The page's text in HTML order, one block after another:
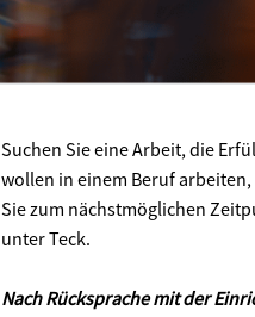
Suchen Sie eine Arbeit, die
wollen in einem Beruf
Sie zum nächstmöglichen
unter Teck.
Nach Rücksprache mit der